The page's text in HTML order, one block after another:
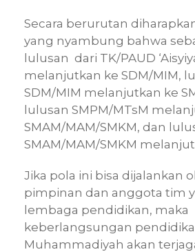
Secara berurutan
yang nyambung bahwa
lulusan dari TK/PAUD
melanjutkan ke SDM/MIM,
SDM/MIM melanjutkan ke
lulusan SMPM/MTsM
SMAM/MAM/SMKM, dan
SMAM/MAM/SMKM
Jika pola ini bisa dijalankan
pimpinan dan anggota tim
lembaga pendidikan, maka
keberlangsungan
Muhammadiyah akan